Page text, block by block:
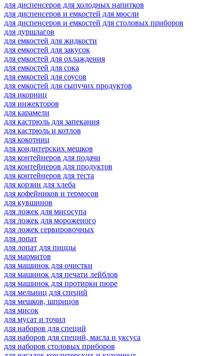
для диспенсеров для холодных напитков
для диспенсеров и емкостей для мюсли
для диспенсеров и емкостей для столовых приборов
для дуршлагов
для емкостей для жидкости
для емкостей для закусок
для емкостей для охлаждения
для емкостей для сока
для емкостей для соусов
для емкостей для сыпучих продуктов
для икорниц
для инжекторов
для карамели
для кастрюль для запекания
для кастрюль и котлов
для кокотниц
для кондитерских мешков
для контейнеров для подачи
для контейнеров для продуктов
для контейнеров для теста
для корзин для хлеба
для кофейников и термосов
для кувшинов
для ложек для мисосупа
для ложек для мороженого
для ложек сервировочных
для лопат
для лопат для пиццы
для мармитов
для машинок для очистки
для машинок для печати лейблов
для машинок для протирки пюре
для мельниц для специй
для мешков, шприцов
для мисок
для мусат и точил
для наборов для специй
для наборов для специй, масла и уксуса
для наборов столовых приборов